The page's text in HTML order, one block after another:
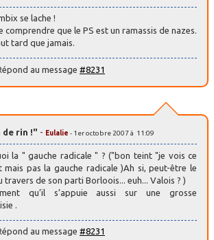
se lache !
comprendre que le PS est un ramassis de nazes.
tard que jamais.
au message #8231
de rin !" - Eulalie - 1er octobre 2007 à 11:09
la " gauche radicale " ? ("bon teint "je vois ce
mais pas la gauche radicale )Ah si, peut-être le
travers de son parti Borloois... euh... Valois ? )
qu’il s’appuie aussi sur une grosse
.
au message #8231